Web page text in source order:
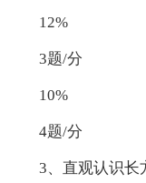
12%
3题/分
10%
4题/分
3、直观认识长